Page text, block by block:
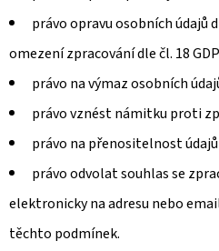
právo opravu osobních údajů
omezení zpracování dle čl. 18
právo na výmaz osobních
právo vznést námitku proti
právo na přenositelnost údajů
právo odvolat souhlas se
elektronicky na adresu nebo
těchto podmínek.